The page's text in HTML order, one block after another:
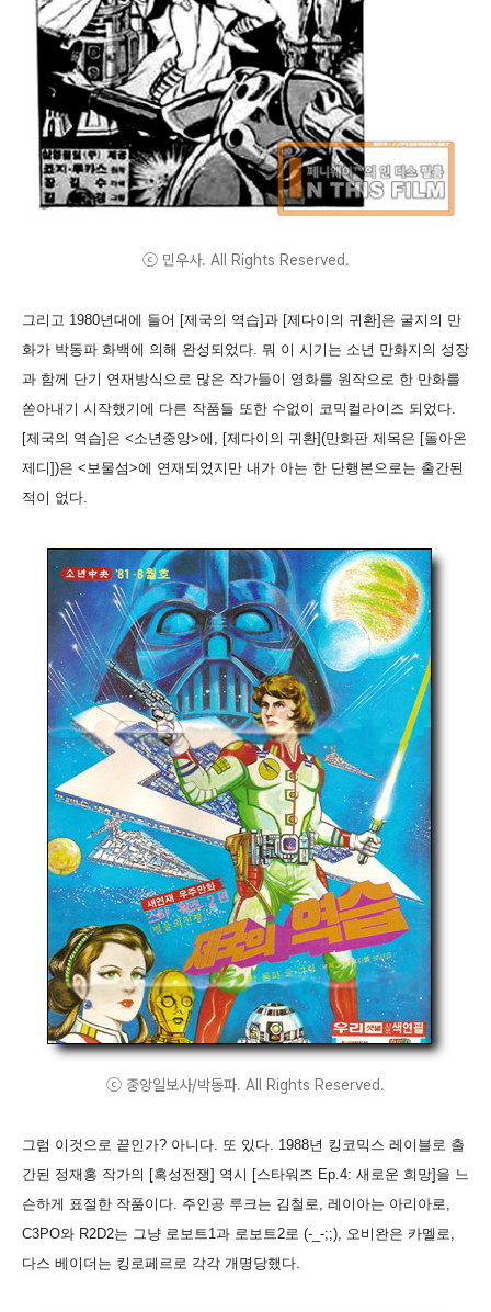
ⓒ 민우사. All Rights Reserved.
그리고 1980년대에 들어 [제국의 역습]과 [제다이의 귀환]은 굴지의 만
화가 박동파 화백에 의해 완성되었다. 뭐 이 시기는 소년 만화지의 성장
과 함께 단기 연재방식으로 많은 작가들이 영화를 원작으로 한 만화를
쏟아내기 시작했기에 다른 작품들 또한 수없이 코믹컬라이즈 되었다.
[제국의 역습]은 <소년중앙>에, [제다이의 귀환](만화판 제목은 [돌아온
제디])은 <보물섬>에 연재되었지만 내가 아는 한 단행본으로는 출간된
적이 없다.
ⓒ 중앙일보사/박동파. All Rights Reserved.
그럼 이것으로 끝인가? 아니다. 또 있다. 1988년 킹코믹스 레이블로 출
간된 정재홍 작가의 [혹성전쟁] 역시 [스타워즈 Ep.4: 새로운 희망]을 느
슨하게 표절한 작품이다. 주인공 루크는 김철로, 레이아는 아리아로,
C3PO와 R2D2는 그냥 로보트1과 로보트2로 (-_-;;), 오비완은 카멜로,
다스 베이더는 킹로페르로 각각 개명당했다.